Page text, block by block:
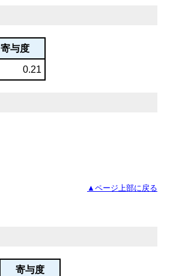
寄与度
0.21
▲ページ上部に戻る
寄与度